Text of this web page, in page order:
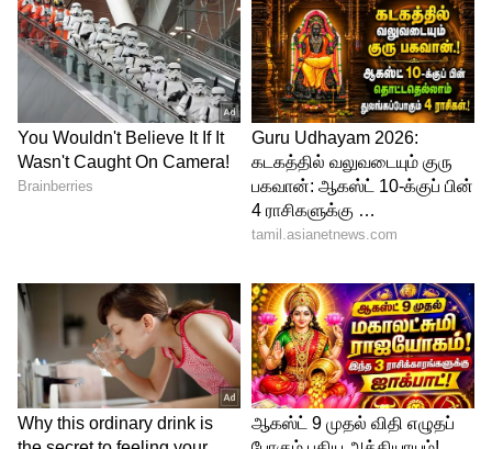
கதாபாத்திரத்தில் நடித்திருந்தது
குறிப்பிடத்தக்கது.
Annamalai : பாஜக தலைவர்
அண்ணாமலை.. உருவாகிறது அவரின்
பயோ பிக்? அண்ணாமலையாக
நடிக்கப்போவது யார் தெரியுமா?